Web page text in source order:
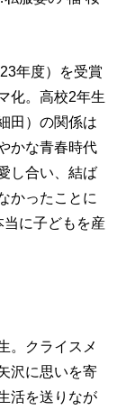
年度）を受賞
化。高校2年生
田）の関係は
かな青春時代
し合い、結ば
かったことに
に子どもを産
。クライスメ
沢に思いを寄
活を送りなが